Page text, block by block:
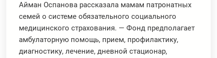
Айман Оспанова рассказала мамам патронатных
семей о системе обязательного социального
медицинского страхования. — Фонд предполагает
амбулаторную помощь, прием, профилактику,
диагностику, лечение, дневной стационар,